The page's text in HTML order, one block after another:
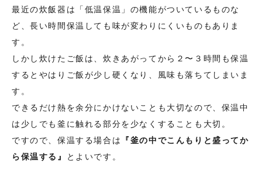
最近の炊飯器は「低温保温」の機能がついているものな
ど、長い時間保温しても味が変わりにくいものもありま
す。
しかし炊けたご飯は、炊きあがってから２〜３時間も保温
するとやはりご飯が少し硬くなり、風味も落ちてしまいま
す。
できるだけ熱を余分にかけないことも大切なので、保温中
は少しでも釜に触れる部分を少なくすることも大切。
ですので、保温する場合は 『釜の中でこんもりと盛ってか
ら保温する』
とよいです。